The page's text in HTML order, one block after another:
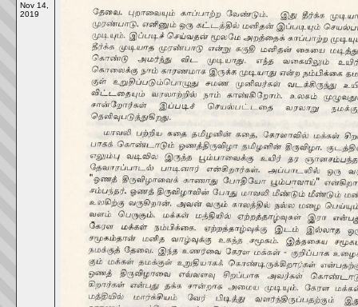
Nov 14,
2019